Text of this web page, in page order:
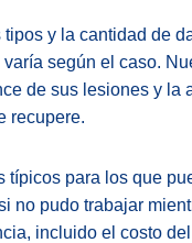
tipos y la cantidad de
según el caso.
de sus lesiones y la
recupere.
típicos para los que
no pudo trabajar
incluido el costo